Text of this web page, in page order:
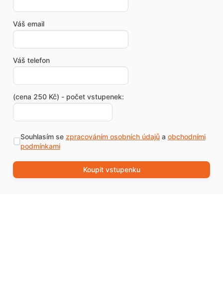
Váš email
Váš telefon
(cena 250 Kč) - počet vstupenek:
Souhlasím se zpracováním osobních údajůa obchodními
podmínkami
Koupit vstupenku